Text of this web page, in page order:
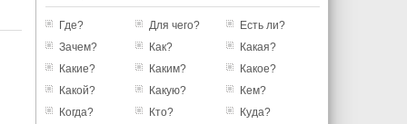
Где? Для чего?
Есть ли?
Зачем?
Как?
Какая?
Какие?
Каким?
Какое?
Какой?
Какую?
Кем?
Когда?
Кто?
Куда?